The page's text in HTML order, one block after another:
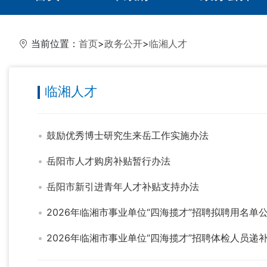
当前位置： 首页>政务公开>临湘人才
临湘人才
鼓励优秀博士研究生来岳工作实施办法
岳阳市人才购房补贴暂行办法
岳阳市新引进青年人才补贴支持办法
2026年临湘市事业单位“四海揽才”招聘拟聘用名单
2026年临湘市事业单位“四海揽才”招聘体检人员递